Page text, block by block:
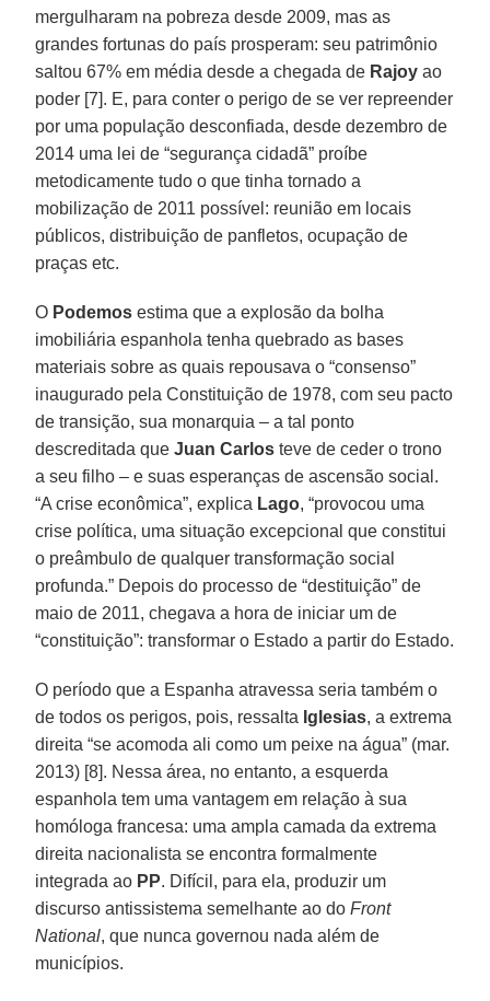
mergulharam na pobreza desde 2009, mas as
grandes fortunas do país prosperam: seu patrimônio
saltou 67% em média desde a chegada de Rajoy ao
poder [7]. E, para conter o perigo de se ver repreender
por uma população desconfiada, desde dezembro de
2014 uma lei de “segurança cidadã” proíbe
metodicamente tudo o que tinha tornado a
mobilização de 2011 possível: reunião em locais
públicos, distribuição de panfletos, ocupação de
praças etc.
O Podemos estima que a explosão da bolha
imobiliária espanhola tenha quebrado as bases
materiais sobre as quais repousava o “consenso”
inaugurado pela Constituição de 1978, com seu pacto
de transição, sua monarquia – a tal ponto
descreditada que Juan Carlos teve de ceder o trono
a seu filho – e suas esperanças de ascensão social.
“A crise econômica”, explica Lago, “provocou uma
crise política, uma situação excepcional que constitui
o preâmbulo de qualquer transformação social
profunda.” Depois do processo de “destituição” de
maio de 2011, chegava a hora de iniciar um de
“constituição”: transformar o Estado a partir do Estado.
O período que a Espanha atravessa seria também o
de todos os perigos, pois, ressalta Iglesias, a extrema
direita “se acomoda ali como um peixe na água” (mar.
2013) [8]. Nessa área, no entanto, a esquerda
espanhola tem uma vantagem em relação à sua
homóloga francesa: uma ampla camada da extrema
direita nacionalista se encontra formalmente
integrada ao PP. Difícil, para ela, produzir um
discurso antissistema semelhante ao doFront
National, que nunca governou nada além de
municípios.